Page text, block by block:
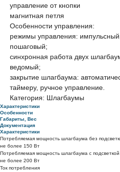
управление от кнопки
магнитная петля
Особенности управления:
режимы управления:
пошаговый;
синхронная работа двух
ведомый;
закрытие шлагбаума:
таймеру, ручное управление.
Категория: Шлагбаумы
Характеристики
Особенности
Габариты, Вес
Документация
Характеристики
Потребляемая мощность шлагбаума без
не более 150 Вт
Потребляемая мощность шлагбаума с
не более 200 Вт
Ток потребления